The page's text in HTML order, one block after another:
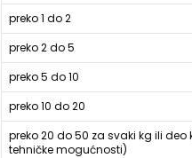
preko 1 do 2
preko 2 do 5
preko 5 do 10
preko 10 do 20
preko 20 do 50 za svaki kg ili deo
tehničke mogućnosti)